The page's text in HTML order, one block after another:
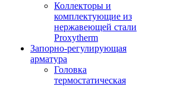
Коллекторы и
комплектующие из
нержавеющей стали
Proxytherm
Запорно-регулирующая
арматура
Головка
термостатическая